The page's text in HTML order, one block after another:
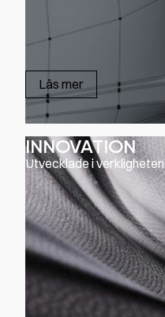
Läs mer
INNOVATION
Utvecklade i verkligheten